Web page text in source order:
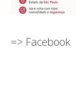
=> Facebook